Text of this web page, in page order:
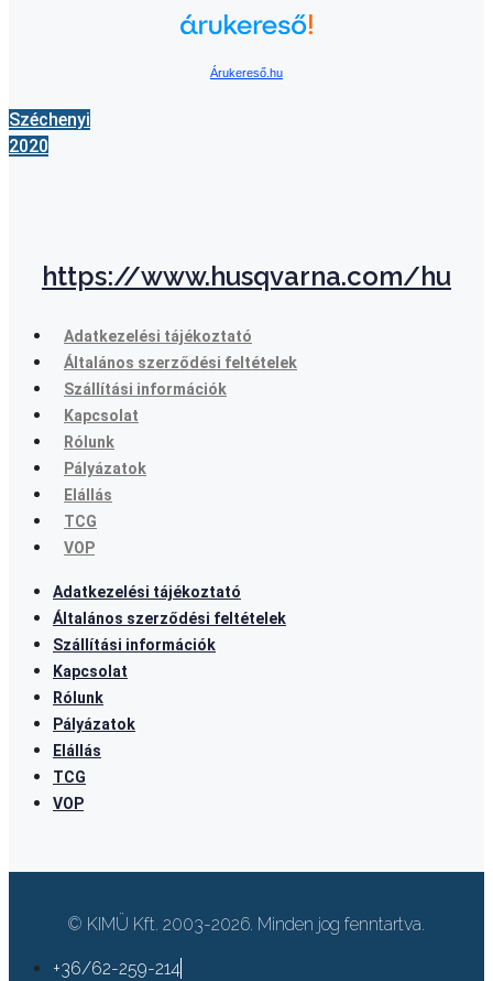
Árukereső.hu
Széchenyi
2020
https://www.husqvarna.com/hu
Adatkezelési tájékoztató
Általános szerződési feltételek
Szállítási információk
Kapcsolat
Rólunk
Pályázatok
Elállás
TCG
VOP
Adatkezelési tájékoztató
Általános szerződési feltételek
Szállítási információk
Kapcsolat
Rólunk
Pályázatok
Elállás
TCG
VOP
© KIMÜ Kft. 2003-2026. Minden jog fenntartva.
+36/62-259-214